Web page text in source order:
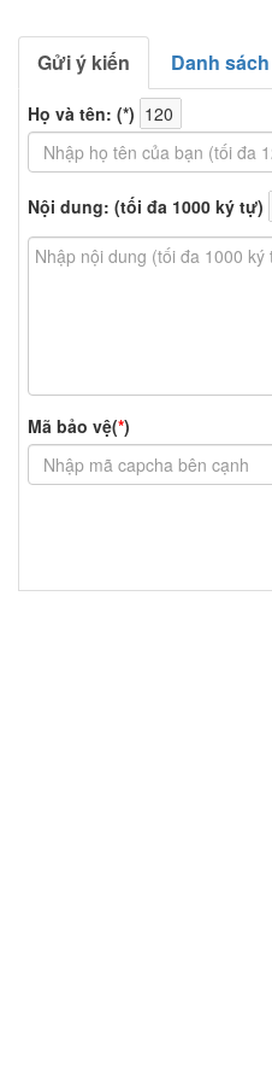
Gửi ý kiến Danh
Họ và tên: (*)
Nội dung: (tối đa 1000 ký tự)
Mã bảo vệ(*)